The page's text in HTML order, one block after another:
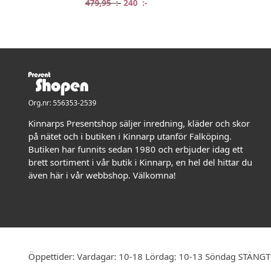
479,95:- 240 :-
Org.nr: 556353-2539
Kinnarps Presentshop säljer inredning, kläder och skor
på nätet och i butiken i Kinnarp utanför Falköping.
Butiken har funnits sedan 1980 och erbjuder idag ett
brett sortiment i vår butik i Kinnarp, en hel del hittar du
även här i vår webbshop. Välkomna!
Öppettider: Vardagar: 10-18 Lördag: 10-13 Söndag STÄNGT